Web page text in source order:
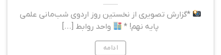
*گزارش تصویری از نخستین روز اردوی شب‌مانی علمی
پایه نهم! *
واحد روابط [...]
ادامه